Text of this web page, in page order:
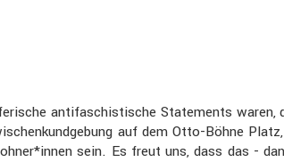
antifa­schis­ti­sche State­ments
auf dem Otto-Böhne
sein. Es freut uns, dass das -